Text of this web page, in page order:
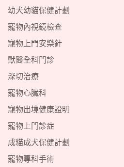
幼犬幼貓保健計劃
寵物內視鏡檢查
寵物上門安樂針
獸醫全科門診
深切治療
寵物心臟科
寵物出境健康證明
寵物上門診症
成貓成犬保健計劃
寵物專科手術